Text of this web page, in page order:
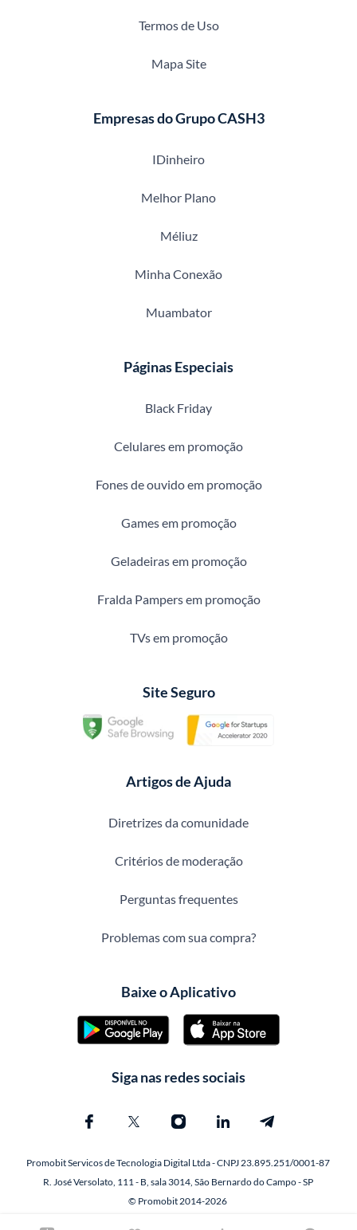
Termos de Uso
Mapa Site
Empresas do Grupo CASH3
IDinheiro
Melhor Plano
Méliuz
Minha Conexão
Muambator
Páginas Especiais
Black Friday
Celulares em promoção
Fones de ouvido em promoção
Games em promoção
Geladeiras em promoção
Fralda Pampers em promoção
TVs em promoção
Site Seguro
Artigos de Ajuda
Diretrizes da comunidade
Critérios de moderação
Perguntas frequentes
Problemas com sua compra?
Baixe o Aplicativo
Siga nas redes sociais
Promobit Servicos de Tecnologia Digital Ltda - CNPJ 23.895.251/0001-87
R. José Versolato, 111 - B, sala 3014, São Bernardo do Campo - SP
© Promobit 2014-2026